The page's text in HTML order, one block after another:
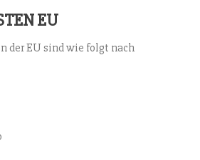
EU
der EU sind wie folgt nach